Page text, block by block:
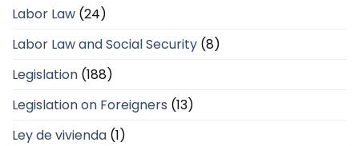
Labor Law (24)
Labor Law and Social Security (8)
Legislation (188)
Legislation on Foreigners (13)
Ley de vivienda (1)